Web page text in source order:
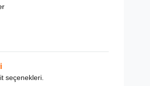
seçenekleri.